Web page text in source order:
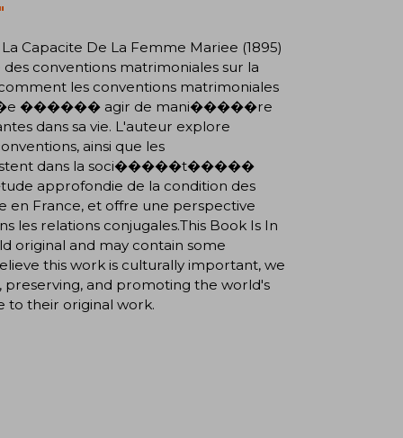
De La Femme Mariee (1895)
conventions matrimoniales sur la
les conventions matrimoniales
������ agir de mani�����re
dans sa vie. L'auteur explore
ainsi que les
dans la soci�����t�����
approfondie de la condition des
France, et offre une perspective
relations conjugales.This Book Is In
original and may contain some
this work is culturally important, we
and promoting the world's
to their original work.